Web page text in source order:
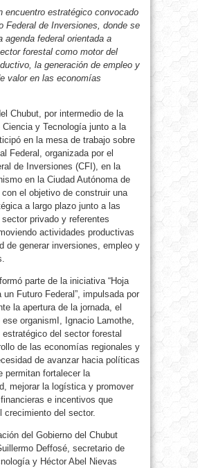
encuentro estratégico convocado
Federal de Inversiones, donde se
agenda federal orientada a
forestal como motor del
la generación de empleo y
valor en las economías
Chubut, por intermedio de la
y Tecnología junto a la
en la mesa de trabajo sobre
Federal, organizada por el
de Inversiones (CFI), en la
en la Ciudad Autónoma de
con el objetivo de construir una
a largo plazo junto a las
privado y referentes
actividades productivas
de generar inversiones, empleo y
parte de la iniciativa “Hoja
un Futuro Federal”, impulsada por
la apertura de la jornada, el
ese organismI, Ignacio Lamothe,
del sector forestal
de las economías regionales y
de avanzar hacia políticas
permitan fortalecer la
mejorar la logística y promover
e incentivos que
crecimiento del sector.
del Gobierno del Chubut
Deffosé, secretario de
y Héctor Abel Nievas